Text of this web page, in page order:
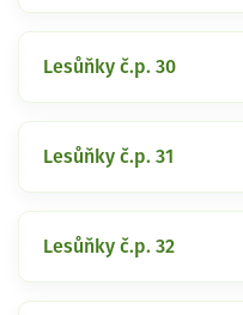
Lesůňky č.p. 30
Lesůňky č.p. 31
Lesůňky č.p. 32